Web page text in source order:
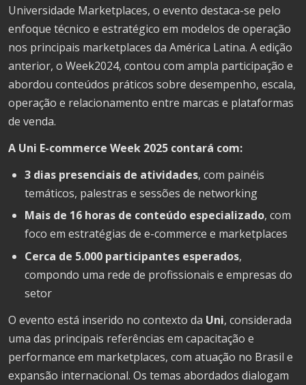
Universidade Marketplaces, o evento destaca-se pelo
enfoque técnico e estratégico em modelos de operação
nos principais marketplaces da América Latina. A edição
anterior, o Week2024, contou com ampla participação e
abordou conteúdos práticos sobre desempenho, escala,
operação e relacionamento entre marcas e plataformas
de venda.
A Uni E-commerce Week 2025 contará com:
3 dias presenciais de atividades, com painéis
temáticos, palestras e sessões de networking
Mais de 16 horas de conteúdo especializado, com
foco em estratégias de e-commerce e marketplaces
Cerca de 5.000 participantes esperados,
compondo uma rede de profissionais e empresas do
setor
O evento está inserido no contexto da Uni, considerada
uma das principais referências em capacitação e
performance em marketplaces, com atuação no Brasil e
expansão internacional. Os temas abordados dialogam